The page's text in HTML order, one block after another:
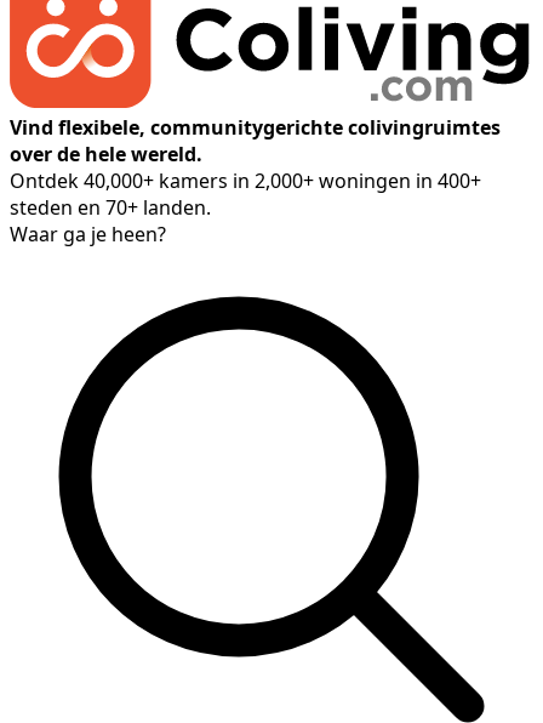
Vind flexibele, communitygerichte colivingruimtes
over de hele wereld.
Ontdek 40,000+ kamers in 2,000+ woningen in 400+
steden en 70+ landen.
Waar ga je heen?